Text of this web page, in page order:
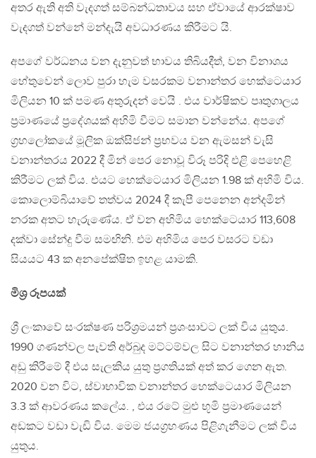
අතර ඇති අති වැදගත් සම්බන්ධතාවය සහ ඒවායේ ආරක්ෂාව
වැදගත් වන්නේ මන්දැයි අවධාරණය කිරීමට යි.
අපගේ වර්ධනය වන දැනුවත් භාවය තිබියදීත්, වන විනාශය
හේතුවෙන් ලොව පුරා හැම වසරකම වනාන්තර හෙක්ටෙයාර
මිලියන 10 ක් පමණ අතුරුදන් වෙයි . එය වාර්ෂිකව පෘතුගාලය
ප්‍රමාණයේ ප්‍රදේශයක් අහිමි වීමට සමාන වන්නේය. අපගේ
ග්‍රහලෝකයේ මූලික ඔක්සිජන් ප්‍රභවය වන ඇමසන් වැසි
වනාන්තරය 2022 දී මින් පෙර නොවූ විරූ පරිදි එළි පෙහෙළි
කිරීමට ලක් විය. එයට හෙක්ටෙයාර මිලියන 1.98 ක් අහිමි විය.
කොලොම්බියාවේ තත්වය 2024 දී කැපී පෙනෙන අන්දමින්
නරක අතට හැරුණේය. ඒ වන අහිමිය හෙක්ටෙයාර 113,608
දක්වා සේන්දු වීම සමඟිනි. එම අහිමිය පෙර වසරට වඩා
සියයට 43 ක අනපේක්ෂිත ඉහළ යාමකි.
මිශ්‍ර රූපයක්
ශ්‍රී ලංකාවේ සංරක්ෂණ පරිශ්‍රමයන් ප්‍රශංසාවට ලක් විය යුතුය.
1990 ගණන්වල පැවති අර්බුද මට්ටම්වල සිට වනාන්තර හානිය
අඩු කිරීමේ දී එය සැලකිය යුතු ප්‍රගතියක් අත් කර ගෙන ඇත.
2020 වන විට, ස්වාභාවික වනාන්තර හෙක්ටෙයාර මිලියන
3.3 ක් ආවරණය කලේය. , එය රටේ මුළු භූමි ප්‍රමාණයෙන්
අඩකට වඩා වැඩි විය. මෙම ජයග්‍රහණය පිළිගැනීමට ලක් විය
යුතුය.